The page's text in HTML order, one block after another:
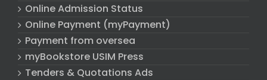
Online Admission Status
Online Payment (myPayment)
Payment from oversea
myBookstore USIM Press
Tenders & Quotations Ads